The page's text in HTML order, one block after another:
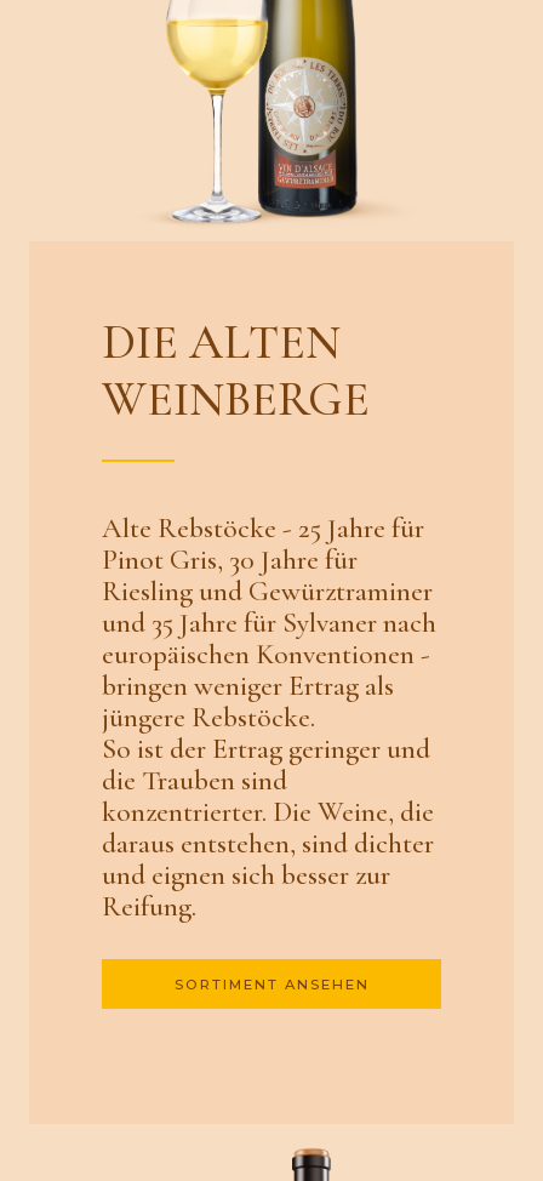
DIE ALTEN
WEINBERGE
Alte Rebstöcke - 25 Jahre für
Pinot Gris, 30 Jahre für
Riesling und Gewürztraminer
und 35 Jahre für Sylvaner nach
europäischen Konventionen -
bringen weniger Ertrag als
jüngere Rebstöcke.
So ist der Ertrag geringer und
die Trauben sind
konzentrierter. Die Weine, die
daraus entstehen, sind dichter
und eignen sich besser zur
Reifung.
SORTIMENT ANSEHEN